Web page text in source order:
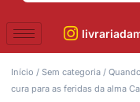
Início / Sem categoria /
cura para as feridas da alma